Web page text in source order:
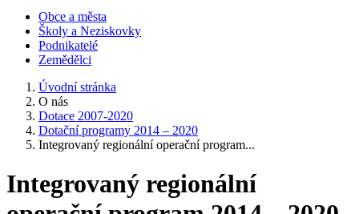
Obce a města
Školy a Neziskovky
Podnikatelé
Zemědělci
Úvodní stránka
O nás
Dotace 2007-2020
Dotační programy 2014 – 2020
Integrovaný regionální operační program...
Integrovaný regionální